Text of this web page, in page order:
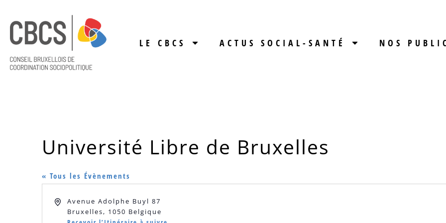
LE CBCS ACTUS SOCIAL-SANTÉ NOS
Université Libre de Bruxelles
« Tous les Évènements
Adresse
Avenue Adolphe Buyl 87
Bruxelles, 1050 Belgique